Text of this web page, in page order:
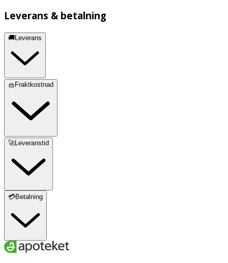
Leverans & betalning
🚚Leverans
🧺Fraktkostnad
🚀Leveranstid
💳Betalning